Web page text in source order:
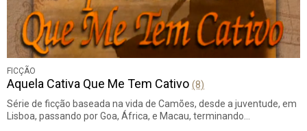
FICÇÃO
Aquela Cativa Que Me Tem Cativo (8)
Série de ficção baseada na vida de Camões, desde a juventude, em
Lisboa, passando por Goa, África, e Macau, terminando…